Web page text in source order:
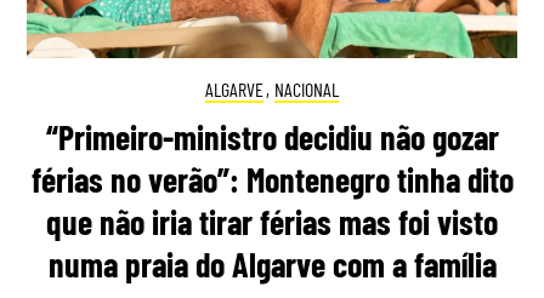
ALGARVE, NACIONAL
“Primeiro-ministro decidiu não gozar
férias no verão”: Montenegro tinha dito
que não iria tirar férias mas foi visto
numa praia do Algarve com a família